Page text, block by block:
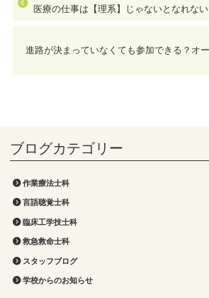
作業療法士科
言語聴覚士科
臨床工学技士科
救急救命士科
スタッフブログ
学校からのお知らせ
医療の仕事は【理系】じゃないとなれない
進路が決まっていなくても参加できる？オ